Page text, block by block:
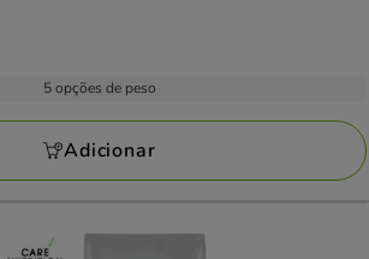
5 opções de peso
Adicionar